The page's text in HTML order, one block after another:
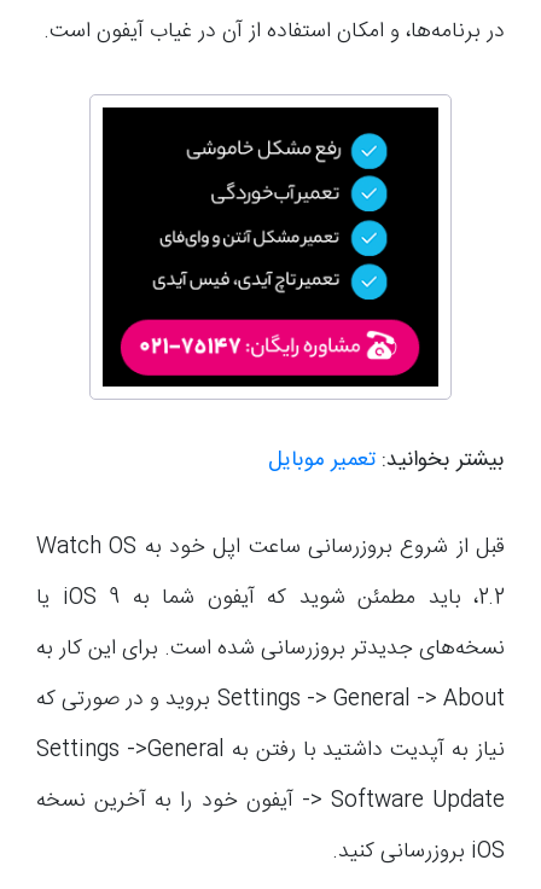
در برنامه‌ها، و امکان استفاده از آن در غیاب آیفون است.
بیشتر بخوانید: تعمیر موبایل
قبل از شروع بروزرسانی ساعت اپل خود به Watch OS
2.2، باید مطمئن شوید که آیفون شما به iOS 9 یا
نسخه‌های جدیدتر بروزرسانی شده است. برای این کار به
Settings -> General -> About بروید و در صورتی که
نیاز به آپدیت داشتید با رفتن به Settings ->General
-> Software Update آیفون خود را به آخرین نسخه
iOS بروزرسانی کنید.